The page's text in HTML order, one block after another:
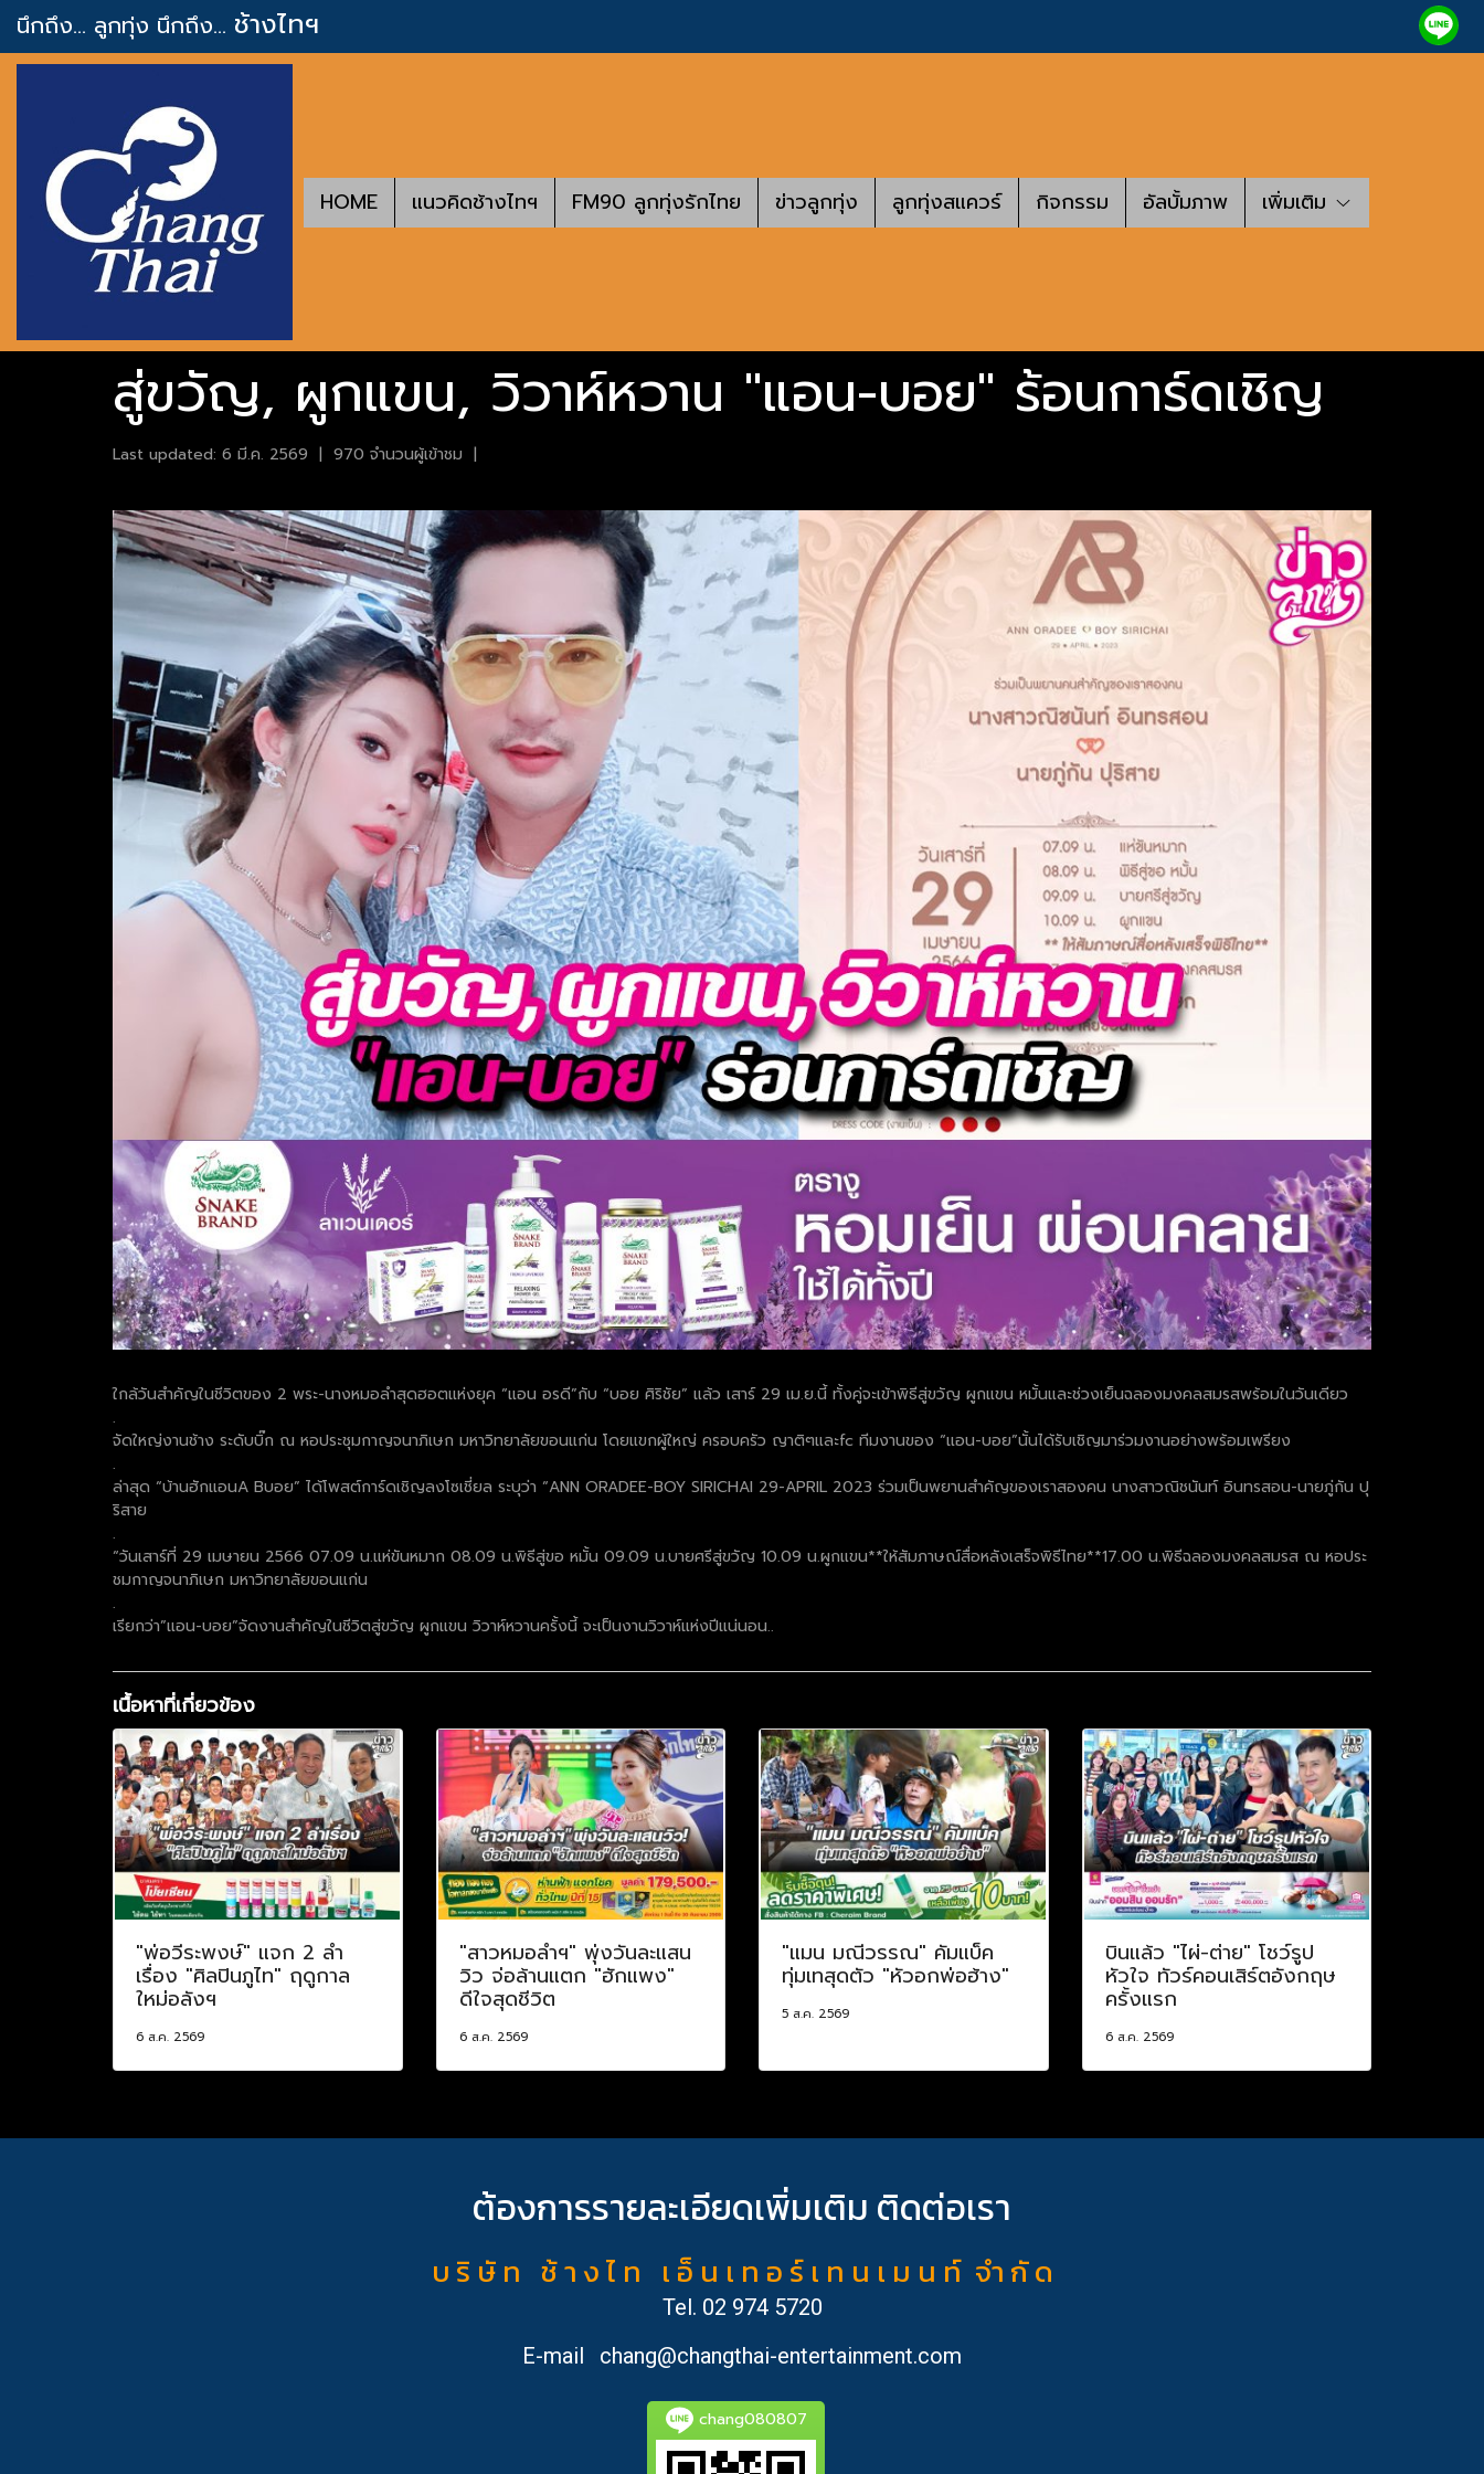
นึกถึง... ลูกทุ่ง นึกถึง... ช้างไทฯ
HOME แนวคิดช้างไทฯ FM90 ลูกทุ่งรักไทย ข่าวลูกทุ่ง ลูกทุ่งสแควร์ กิจกรรม อัลบั้มภาพ เพิ่มเติม
สู่ขวัญ, ผูกแขน, วิวาห์หวาน "แอน-บอย" ร้อนการ์ดเชิญ
Last updated: 6 มี.ค. 2569 | 970 จำนวนผู้เข้าชม |
ใกล้วันสำคัญในชีวิตของ 2 พระ-นางหมอลำสุดฮอตแห่งยุค “แอน อรดี”กับ “บอย ศิริชัย” แล้ว เสาร์ 29 เม.ย.นี้ ทั้งคู่จะเข้าพิธีสู่ขวัญ ผูกแขน หมั้นและช่วงเย็นฉลองมงคลสมรสพร้อมในวันเดียว
.
จัดใหญ่งานช้าง ระดับบิ๊ก ณ หอประชุมกาญจนาภิเษก มหาวิทยาลัยขอนแก่น โดยแขกผู้ใหญ่ ครอบครัว ญาติๆและfc ทีมงานของ “แอน-บอย”นั้นได้รับเชิญมาร่วมงานอย่างพร้อมเพรียง
.
ล่าสุด “บ้านฮักแอนA Bบอย” ได้โพสต์การ์ดเชิญลงโซเชี่ยล ระบุว่า “ANN ORADEE-BOY SIRICHAI 29-APRIL 2023 ร่วมเป็นพยานสำคัญของเราสองคน นางสาวณิชนันท์ อินทรสอน-นายภู่กัน ปุ
ริสาย
.
“วันเสาร์ที่ 29 เมษายน 2566 07.09 น.แห่ขันหมาก 08.09 น.พิธีสู่ขอ หมั้น 09.09 น.บายศรีสู่ขวัญ 10.09 น.ผูกแขน**ให้สัมภาษณ์สื่อหลังเสร็จพิธีไทย**17.00 น.พิธีฉลองมงคลสมรส ณ หอประ
ชมกาญจนาภิเษก มหาวิทยาลัยขอนแก่น
.
เรียกว่า”แอน-บอย”จัดงานสำคัญในชีวิตสู่ขวัญ ผูกแขน วิวาห์หวานครั้งนี้ จะเป็นงานวิวาห์แห่งปีแน่นอน..
เนื้อหาที่เกี่ยวข้อง
"พ่อวีระพงษ์" แจก 2 ลำ
เรื่อง "ศิลปินภูไท" ฤดูกาล
ใหม่อลังฯ
6 ส.ค. 2569
"สาวหมอลำฯ" พุ่งวันละแสน
วิว จ่อล้านแตก "ฮักแพง"
ดีใจสุดชีวิต
6 ส.ค. 2569
"แมน มณีวรรณ" คัมแบ็ค
ทุ่มเทสุดตัว "หัวอกพ่อฮ้าง"
5 ส.ค. 2569
บินแล้ว "ไผ่-ต่าย" โชว์รูป
หัวใจ ทัวร์คอนเสิร์ตอังกฤษ
ครั้งแรก
6 ส.ค. 2569
ต้องการรายละเอียดเพิ่มเติม ติดต่อเรา
บ ริ ษั ท ช้ า ง ไ ท เ อ็ น เ ท อ ร์ เ ท น เ ม น ท์ จำ กั ด
Tel. 02 974 5720
E-mail
chang@changthai-entertainment.com
chang080807